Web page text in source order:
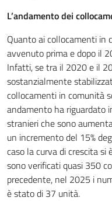
L’andamento dei
Quanto ai collocamenti in
avvenuto prima e dopo il
Infatti, se tra il 2020 e il
sostanzialmente
collocamenti in comunità
andamento ha riguardato
stranieri che sono
un incremento del 15%
caso la curva di crescita
sono verificati quasi 350
precedente, nel 2025 i
è stato di 37 unità.